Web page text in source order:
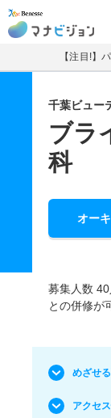
マ
【注目!】
千葉ビュー
ブラ
科
オー
募集人数
との併修が
めざせ
アクセ